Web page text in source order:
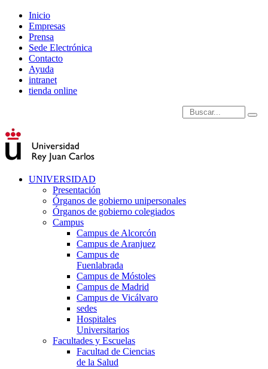
Inicio
Empresas
Prensa
Sede Electrónica
Contacto
Ayuda
intranet
tienda online
Introduce términos de
UNIVERSIDAD
Presentación
Órganos de gobierno unipersonales
Órganos de gobierno colegiados
Campus
Campus de Alcorcón
Campus de Aranjuez
Campus de
Fuenlabrada
Campus de Móstoles
Campus de Madrid
Campus de Vicálvaro
sedes
Hospitales
Universitarios
Facultades y Escuelas
Facultad de Ciencias
de la Salud